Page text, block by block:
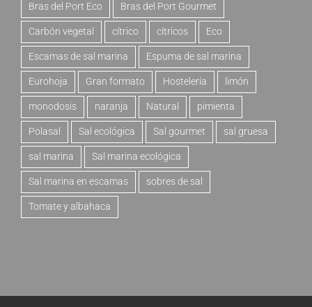
Bras del Port Eco Bras del Port Gourmet
Carbón vegetal cítrico cítricos Eco
Escamas de sal marina Espuma de sal marina
Eurohoja Gran formato Hostelería limón
monodosis naranja Natural pimienta
Polasal Sal ecológica Sal gourmet sal gruesa
sal marina Sal marina ecológica
Sal marina en escamas sobres de sal
Tomate y albahaca